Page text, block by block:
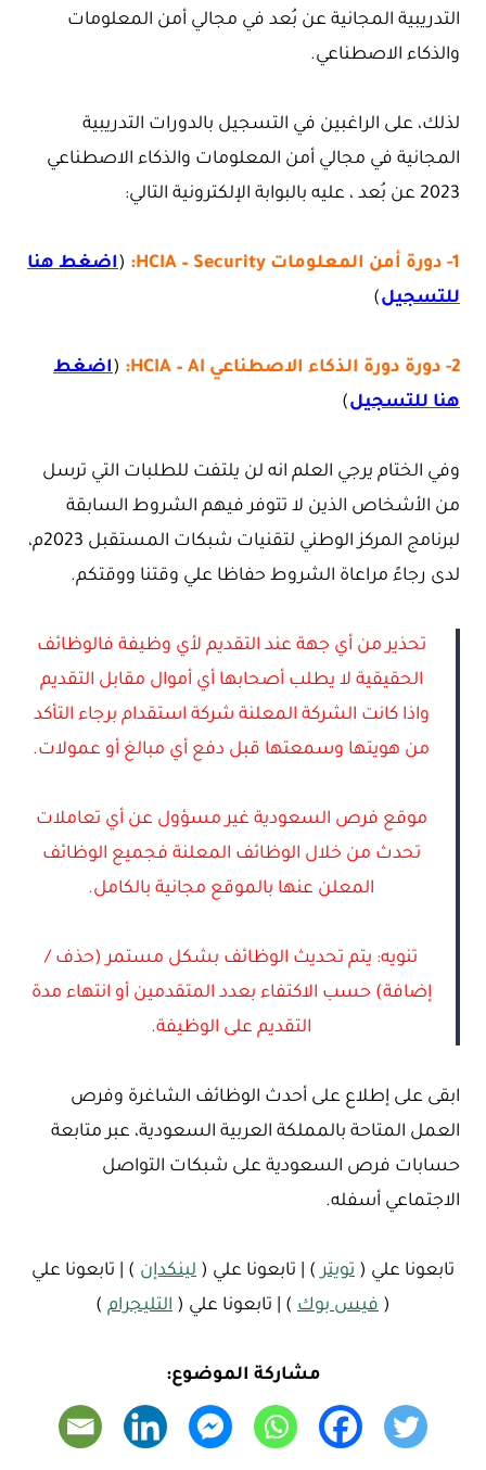
التدريبية المجانية عن بُعد في مجالي أمن المعلومات
والذكاء الاصطناعي.
لذلك، على الراغبين في التسجيل بالدورات التدريبية
المجانية في مجالي أمن المعلومات والذكاء الاصطناعي
2023 عن بُعد ، عليه بالبوابة الإلكترونية التالي:
1- دورة أمن المعلومات HCIA – Security: (اضغط هنا
للتسجيل)
2- دورة دورة الذكاء الاصطناعي HCIA – AI: (اضغط
هنا للتسجيل)
وفي الختام يرجي العلم انه لن يلتفت للطلبات التي ترسل
من الأشخاص الذين لا تتوفر فيهم الشروط السابقة
لبرنامج المركز الوطني لتقنيات شبكات المستقبل 2023م،
لدى رجاءً مراعاة الشروط حفاظا علي وقتنا ووقتكم.
تحذير من أي جهة عند التقديم لأي وظيفة فالوظائف
الحقيقية لا يطلب أصحابها أي أموال مقابل التقديم
واذا كانت الشركة المعلنة شركة استقدام برجاء التأكد
من هويتها وسمعتها قبل دفع أي مبالغ أو عمولات.
موقع فرص السعودية غير مسؤول عن أي تعاملات
تحدث من خلال الوظائف المعلنة فجميع الوظائف
المعلن عنها بالموقع مجانية بالكامل.
تنويه: يتم تحديث الوظائف بشكل مستمر (حذف /
إضافة) حسب الاكتفاء بعدد المتقدمين أو انتهاء مدة
التقديم على الوظيفة.
ابقى على إطلاع على أحدث الوظائف الشاغرة وفرص
العمل المتاحة بالمملكة العربية السعودية، عبر متابعة
حسابات فرص السعودية على شبكات التواصل
الاجتماعي أسفله.
تابعونا علي ( تويتر ) | تابعونا علي ( لينكدإن ) | تابعونا علي
( فيس بوك ) | تابعونا علي ( التليجرام )
مشاركة الموضوع: